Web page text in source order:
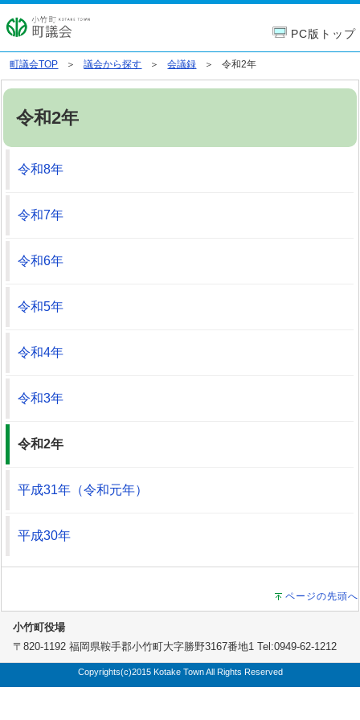
PC版トップ
町議会TOP 議会から探す 会議録 令和2年
令和2年
令和8年
令和7年
令和6年
令和5年
令和4年
令和3年
令和2年
平成31年（令和元年）
平成30年
ページの先頭へ
小竹町役場
〒820-1192 福岡県鞍手郡小竹町大字勝野3167番地1 Tel:0949-62-1212
Copyrights(c)2015 Kotake Town All Rights Reserved